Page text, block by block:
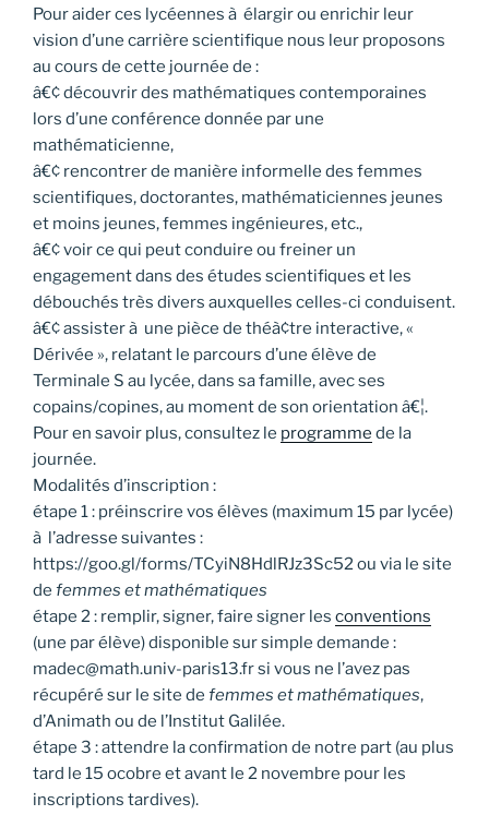
Pour aider ces lycéennes à élargir ou enrichir leur
vision d’une carrière scientifique nous leur proposons
au cours de cette journée de :
â€¢ découvrir des mathématiques contemporaines
lors d’une conférence donnée par une
mathématicienne,
â€¢ rencontrer de manière informelle des femmes
scientifiques, doctorantes, mathématiciennes jeunes
et moins jeunes, femmes ingénieures, etc.,
â€¢ voir ce qui peut conduire ou freiner un
engagement dans des études scientifiques et les
débouchés très divers auxquelles celles-ci conduisent.
â€¢ assister à une pièce de théà¢tre interactive, «
Dérivée », relatant le parcours d’une élève de
Terminale S au lycée, dans sa famille, avec ses
copains/copines, au moment de son orientation â€¦.
Pour en savoir plus, consultez le programme de la
journée.
Modalités d’inscription :
étape 1 : préinscrire vos élèves (maximum 15 par lycée)
à l’adresse suivantes :
https://goo.gl/forms/TCyiN8HdlRJz3Sc52 ou via le site
de femmes et mathématiques
étape 2 : remplir, signer, faire signer les conventions
(une par élève) disponible sur simple demande :
madec@math.univ-paris13.fr si vous ne l’avez pas
récupéré sur le site de femmes et mathématiques,
d’Animath ou de l’Institut Galilée.
étape 3 : attendre la confirmation de notre part (au plus
tard le 15 ocobre et avant le 2 novembre pour les
inscriptions tardives).